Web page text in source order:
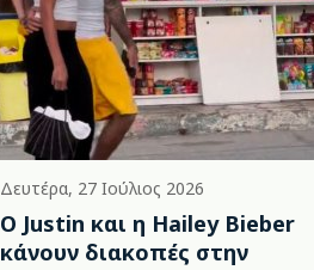
Δευτέρα, 27 Ιούλιος 2026
Ο Justin και η Hailey Bieber
κάνουν διακοπές στην